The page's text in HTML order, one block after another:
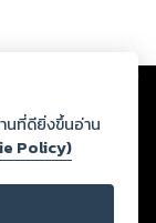
ละเมิดสิทธิใน
ธรรม ดังนั้น ผู้อ่าน
ะหากท่านพบว่าส่วน
ท เพื่อทีมงานจะได้
มพระราชบัญญัติ
นที่ดียิ่งขึ้นอ่าน
Policy)